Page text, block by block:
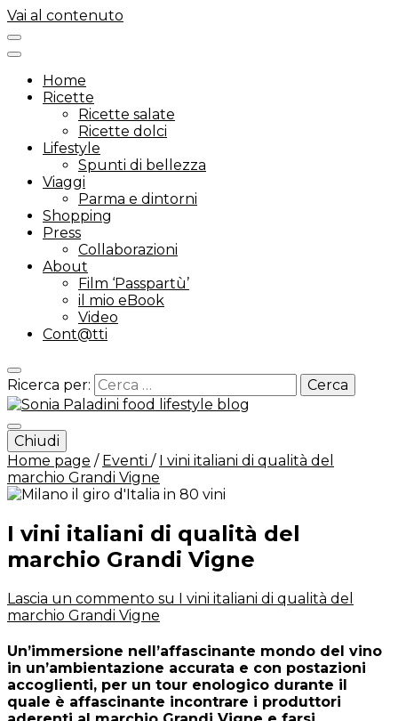
Vai al contenuto
Home
Ricette
Ricette salate
Ricette dolci
Lifestyle
Spunti di bellezza
Viaggi
Parma e dintorni
Shopping
Press
Collaborazioni
About
Film ‘Passpartù’
il mio eBook
Video
Cont@tti
Ricerca per:
Sonia Paladini – food and
lifestyle blog – Italy
Chiudi
Home page / Eventi / I vini italiani di qualità del
marchio Grandi Vigne
I vini italiani di qualità del
marchio Grandi Vigne
Lascia un commento su I vini italiani di qualità del
marchio Grandi Vigne
Un’immersione nell’affascinante mondo del vino
in un’ambientazione accurata e con postazioni
accoglienti, per un tour enologico durante il
quale è affascinante incontrare i produttori